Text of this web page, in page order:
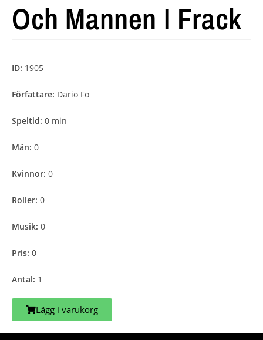
Och Mannen I Frack
ID: 1905
Författare: Dario Fo
Speltid: 0 min
Män: 0
Kvinnor: 0
Roller: 0
Musik: 0
Pris: 0
Antal: 1
Lägg i varukorg